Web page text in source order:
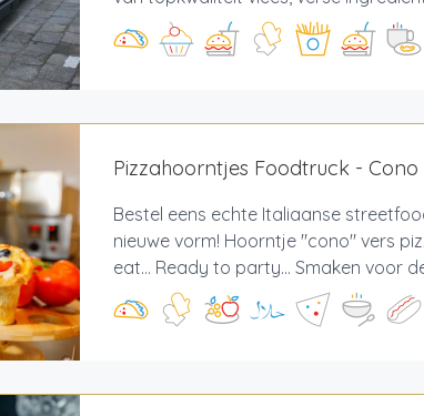
Pizzahoorntjes Foodtruck - Cono
Bestel eens echte Italiaanse
nieuwe vorm! Hoorntje "cono" vers
eat... Ready to party... Smaken voor